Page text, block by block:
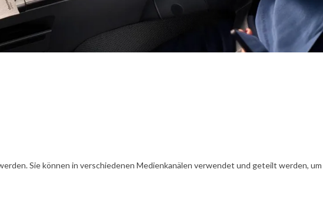
Sie können in verschiedenen Medienkanälen verwendet und geteilt